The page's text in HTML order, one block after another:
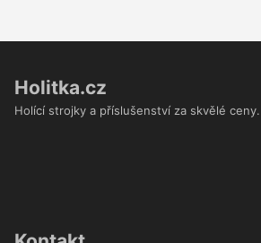
Holitka.cz
Holící strojky a příslušenství za skvělé ceny.